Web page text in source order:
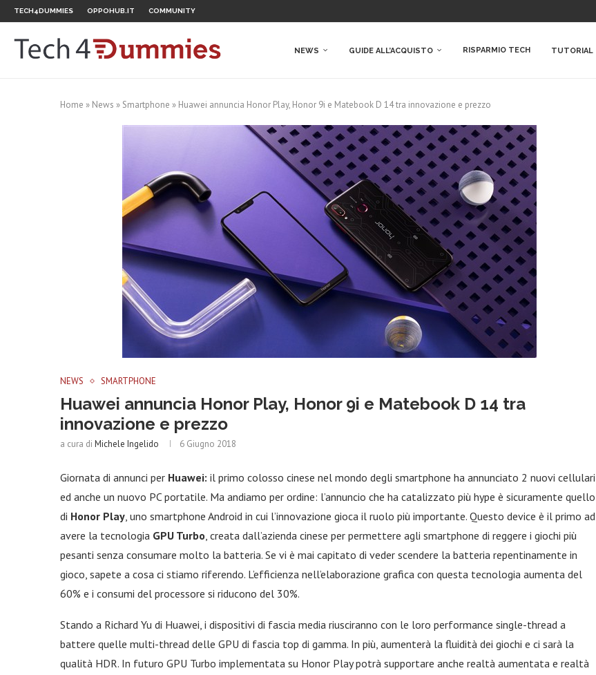
TECH4DUMMIES OPPOHUB.IT COMMUNITY
NEWS GUIDE ALL’ACQUISTO RISPARMIO TECH TUTORIAL
Home » News » Smartphone » Huawei annuncia Honor Play, Honor 9i e Matebook D 14 tra innovazione e prezzo
NEWS SMARTPHONE
Huawei annuncia Honor Play, Honor 9i e Matebook D 14 tra
innovazione e prezzo
a cura di Michele Ingelido 6 Giugno 2018
Giornata di annunci per Huawei: il primo colosso cinese nel mondo degli smartphone ha annunciato 2 nuovi cellulari
ed anche un nuovo PC portatile. Ma andiamo per ordine: l’annuncio che ha catalizzato più hype è sicuramente quello
di Honor Play, uno smartphone Android in cui l’innovazione gioca il ruolo più importante. Questo device è il primo ad
avere la tecnologia GPU Turbo, creata dall’azienda cinese per permettere agli smartphone di reggere i giochi più
pesanti senza consumare molto la batteria. Se vi è mai capitato di veder scendere la batteria repentinamente in
gioco, sapete a cosa ci stiamo riferendo. L’efficienza nell’elaborazione grafica con questa tecnologia aumenta del
60% e i consumi del processore si riducono del 30%.
Stando a Richard Yu di Huawei, i dispositivi di fascia media riusciranno con le loro performance single-thread a
battere quelle multi-thread delle GPU di fascia top di gamma. In più, aumenterà la fluidità dei giochi e ci sarà la
qualità HDR. In futuro GPU Turbo implementata su Honor Play potrà supportare anche realtà aumentata e realtà